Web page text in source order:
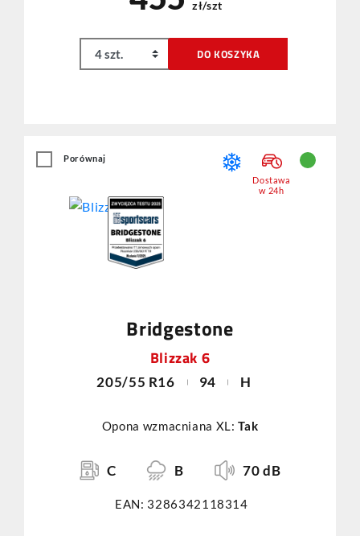
zł/szt
DO KOSZYKA
Bridgestone
Blizzak 6
205/55 R16 94 H
Opona wzmacniana XL:Tak
C B 70 dB
EAN: 3286342118314
Porównaj
Dostawa
w 24h